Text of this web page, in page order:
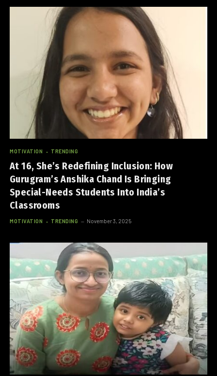
MOTIVATION TRENDING
At 16, She’s Redefining Inclusion: How
Gurugram’s Anshika Chand Is Bringing
Special-Needs Students Into India’s
Classrooms
MOTIVATION TRENDING November 3, 2025